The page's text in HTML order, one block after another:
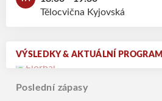
Tělocvična Kyjovská
VÝSLEDKY & AKTUÁLNÍ PROGRAM
Poslední zápasy